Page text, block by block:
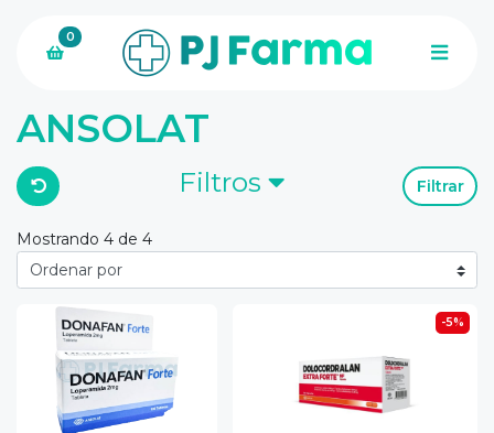
0
ANSOLAT
Filtros Filtrar
Mostrando 4 de 4
-5%